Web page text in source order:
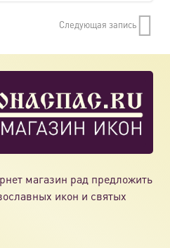
Следующая запись
магазин рад предложить
икон и святых